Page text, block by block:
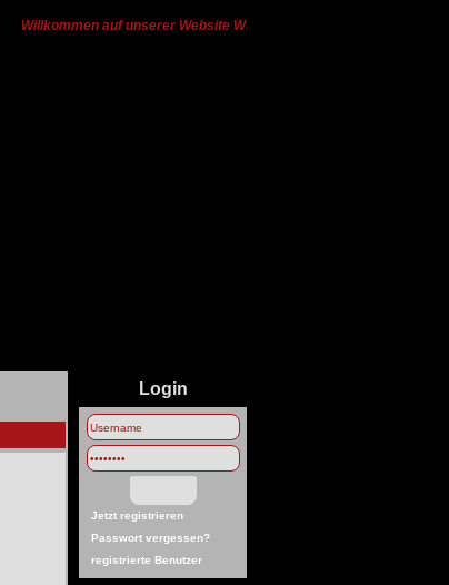
Willkommen auf unserer Website Wir haben von Ts3 zu Discord
Login
Jetzt registrieren
Passwort vergessen?
registrierte Benutzer